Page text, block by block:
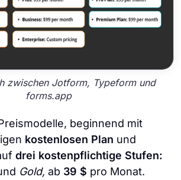
zwischen Jotform, Typeform und
forms.app
beginnend mit
kostenlosen Plan und
drei kostenpflichtige Stufen:
Gold, ab 39 $ pro Monat.